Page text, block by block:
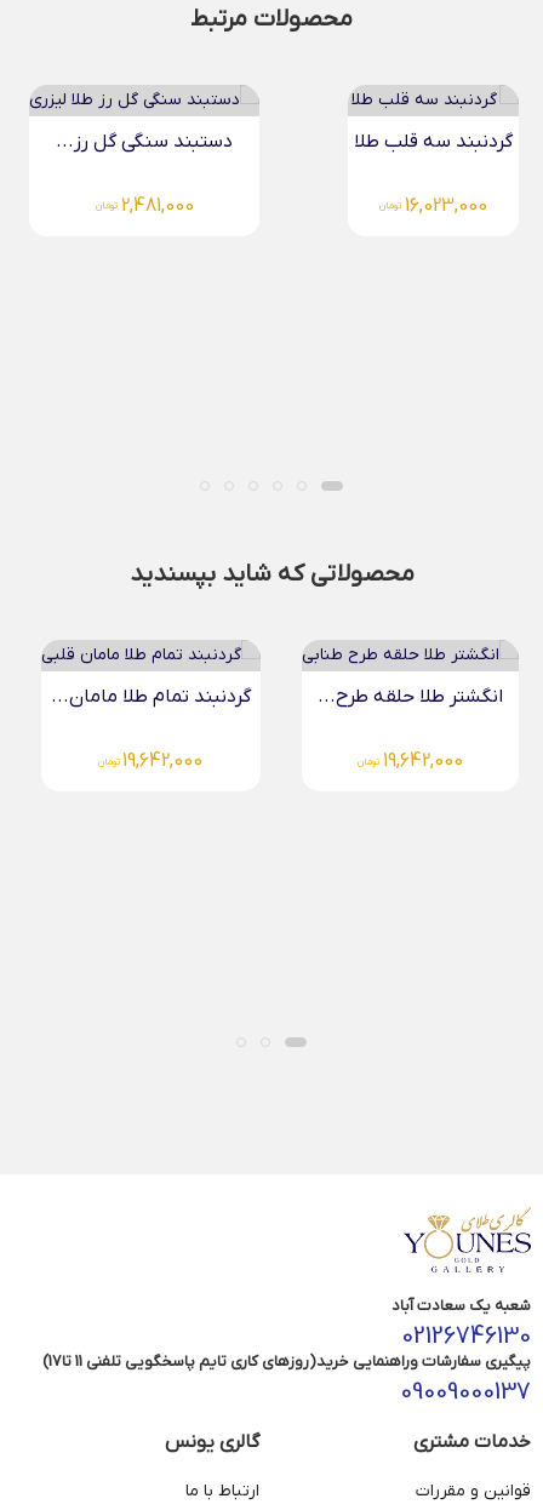
محصولات مرتبط
دستبند سنگی گل رز...
2,481,000
محصولاتی که شاید بپسندید
گردنبند تمام طلا مامان...
19,642,000
شعبه یک سعادت آباد
02126746130
پیگیری سفارشات وراهنمایی خرید(روزهای کاری تایم پاسخگویی تلفنی 11 تا17)
09009000137
خدمات مشتری
قوانین و مقررات
گالری یونس
ارتباط با ما